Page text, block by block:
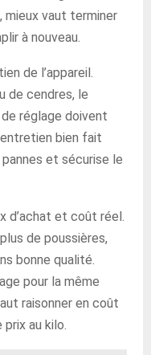
mieux vaut terminer
à nouveau.
de l’appareil.
de cendres, le
réglage doivent
bien fait
et sécurise le
d’achat et coût réel.
de poussières,
bonne qualité.
pour la même
raisonner en coût
au kilo.